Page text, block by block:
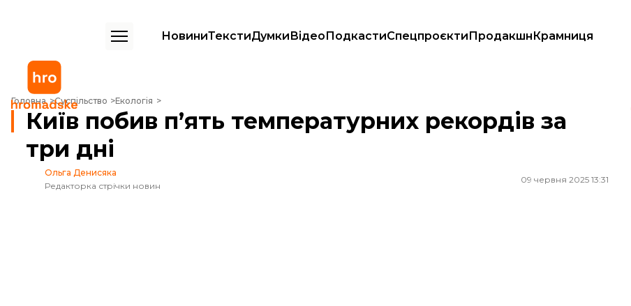
НовиниТекстиДумкиВідеоПодкастиСпецпроєктиПродакшнКрамниця
Головна Суспільство Екологія
Київ побив п’ять температурних рекордів за три дні
Київ побив п’ять температурних рекордів за
три дні
Ольга Денисяка
Редакторка стрічки новин
09 червня 2025 13:31